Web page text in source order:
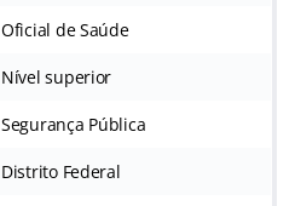
Oficial de Saúde
Nível superior
Segurança Pública
Distrito Federal